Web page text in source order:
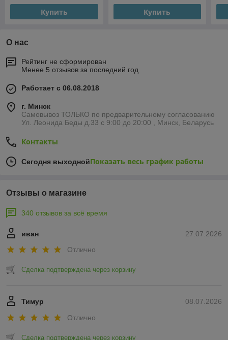
Купить Купить
О нас
Рейтинг не сформирован
Менее 5 отзывов за последний год
Работает с 06.08.2018
г. Минск
Самовывоз ТОЛЬКО по предварительному согласованию
Ул. Леонида Беды д.33 с 9:00 до 20:00 , Минск, Беларусь
Контакты
Сегодня выходнойПоказать весь график работы
Отзывы о магазине
340 отзывов за всё время
27.07.2026
иван
Отлично
Сделка подтверждена через корзину
08.07.2026
Тимур
Отлично
Сделка подтверждена через корзину